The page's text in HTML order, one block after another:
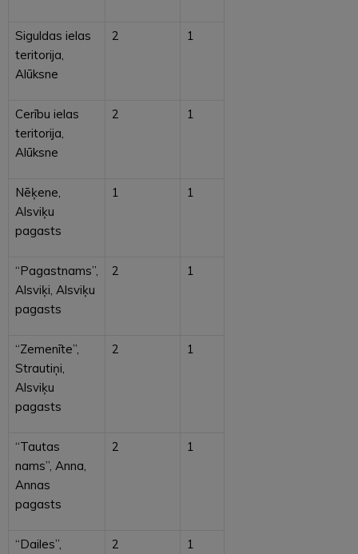
Siguldas ielas
teritorija,
Alūksne
2 1
Cerību ielas
teritorija,
Alūksne
2 1
Nēķene,
Alsviķu
pagasts
1 1
“Pagastnams”,
Alsviķi, Alsviķu
pagasts
2 1
“Zemenīte”,
Strautiņi,
Alsviķu
pagasts
2 1
“Tautas
nams”, Anna,
Annas
pagasts
2 1
“Dailes”,
2 1